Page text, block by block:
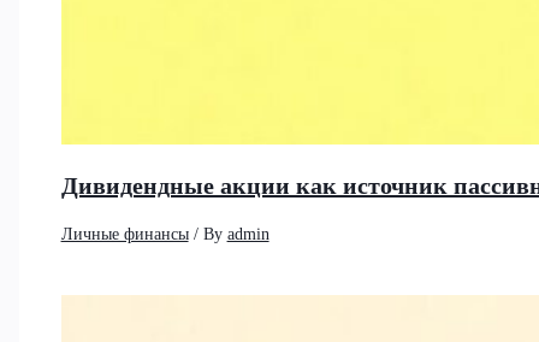
Дивидендные акции как источник
Личные финансы/ By admin